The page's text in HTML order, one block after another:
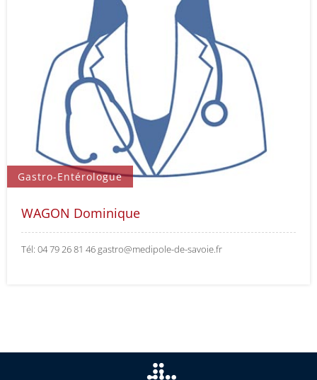
Gastro-Entérologue
WAGON Dominique
Tél: 04 79 26 81 46 gastro@medipole-de-savoie.fr